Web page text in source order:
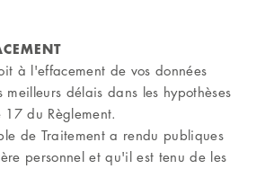
à l'effacement de vos données
meilleurs délais dans les hypothèses
du Règlement.
de Traitement a rendu publiques
personnel et qu'il est tenu de les